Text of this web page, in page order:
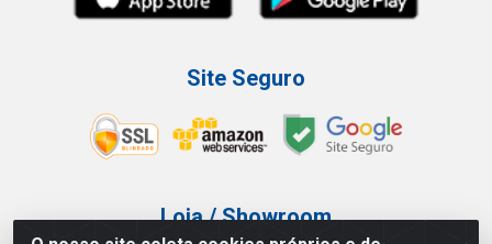
Site Seguro
Loja / Showroom